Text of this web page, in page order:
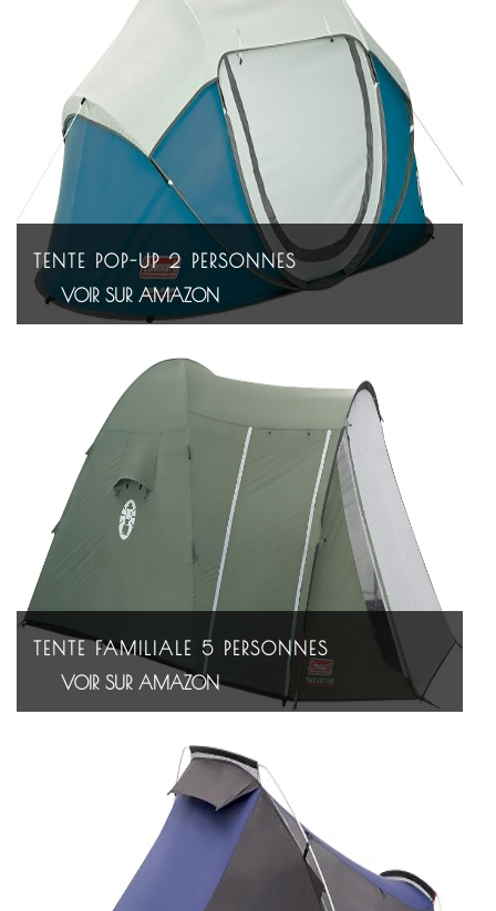
TENTE POP-UP 2 PERSONNES
VOIR SUR AMAZON
TENTE FAMILIALE 5 PERSONNES
VOIR SUR AMAZON